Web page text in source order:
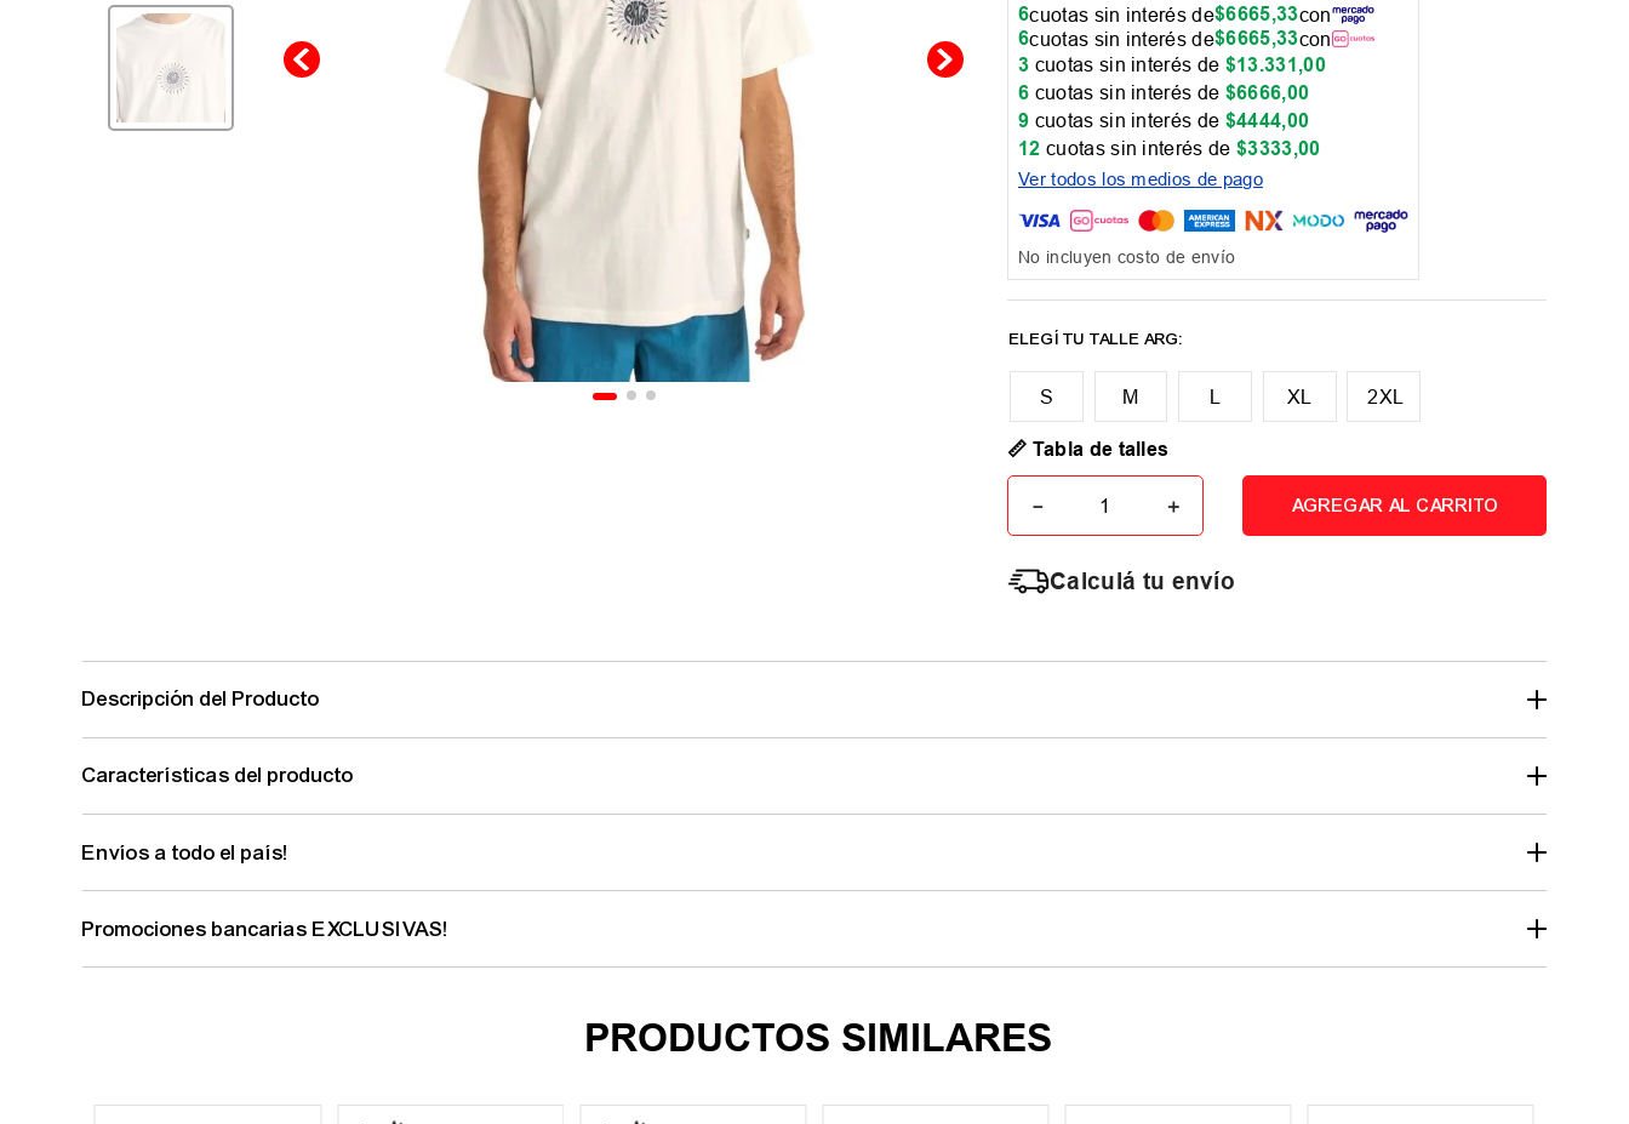
6cuotas sin interés de$6665,33con
6cuotas sin interés de$6665,33con
3 cuotas sin interés de $13.331,00
6 cuotas sin interés de $6666,00
9 cuotas sin interés de $4444,00
12 cuotas sin interés de$3333,00
Ver todos los medios de pago
No incluyen costo de envío
M L XL 2XL
📏 Tabla de talles
＋
－ AGREGAR AL CARRITO
Calculá tu envío
Descripción del Producto
Características del producto
Envíos a todo el país!
Promociones bancarias EXCLUSIVAS!
PRODUCTOS SIMILARES